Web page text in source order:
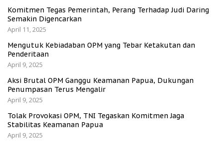
Komitmen Tegas Pemerintah, Perang Terhadap Judi Daring
Semakin Digencarkan
April 11, 2025
Mengutuk Kebiadaban OPM yang Tebar Ketakutan dan
Penderitaan
April 9, 2025
Aksi Brutal OPM Ganggu Keamanan Papua, Dukungan
Penumpasan Terus Mengalir
April 9, 2025
Tolak Provokasi OPM, TNI Tegaskan Komitmen Jaga
Stabilitas Keamanan Papua
April 9, 2025